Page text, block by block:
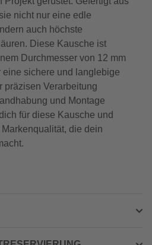
nicht nur eine edle
auch höchste
Diese Kausche ist
Durchmesser von 12 mm
eine sichere und langlebige
präzisen Verarbeitung
und Montage
für diese Kausche und
die dein